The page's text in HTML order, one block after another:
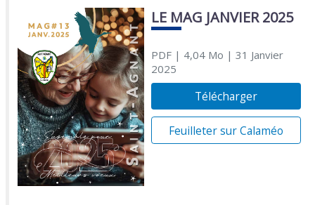
LE MAG JANVIER 2025
PDF| 4,04 Mo | 31 Janvier
2025
Télécharger
Feuilleter sur Calaméo